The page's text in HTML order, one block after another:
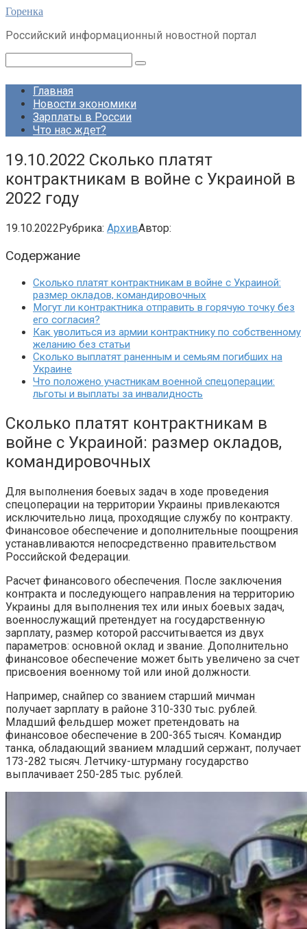
Перейти
контенту
Горенка
Российский информационный новостной портал
Главная
Новости экономики
Зарплаты в России
Что нас ждет?
19.10.2022 Сколько платят
контрактникам в войне с Украиной в
2022 году
19.10.2022Рубрика: АрхивАвтор:
Содержание
Сколько платят контрактникам в войне с Украиной:
размер окладов, командировочных
Могут ли контрактника отправить в горячую точку без
его согласия?
Как уволиться из армии контрактнику по собственному
желанию без статьи
Сколько выплатят раненным и семьям погибших на
Украине
Что положено участникам военной спецоперации:
льготы и выплаты за инвалидность
Сколько платят контрактникам в
войне с Украиной: размер окладов,
командировочных
Для выполнения боевых задач в ходе проведения
спецоперации на территории Украины привлекаются
исключительно лица, проходящие службу по контракту.
Финансовое обеспечение и дополнительные поощрения
устанавливаются непосредственно правительством
Российской Федерации.
Расчет финансового обеспечения. После заключения
контракта и последующего направления на территорию
Украины для выполнения тех или иных боевых задач,
военнослужащий претендует на государственную
зарплату, размер которой рассчитывается из двух
параметров: основной оклад и звание. Дополнительно
финансовое обеспечение может быть увеличено за счет
присвоения военному той или иной должности.
Например, снайпер со званием старший мичман
получает зарплату в районе 310-330 тыс. рублей.
Младший фельдшер может претендовать на
финансовое обеспечение в 200-365 тысяч. Командир
танка, обладающий званием младший сержант, получает
173-282 тысяч. Летчику-штурману государство
выплачивает 250-285 тыс. рублей.